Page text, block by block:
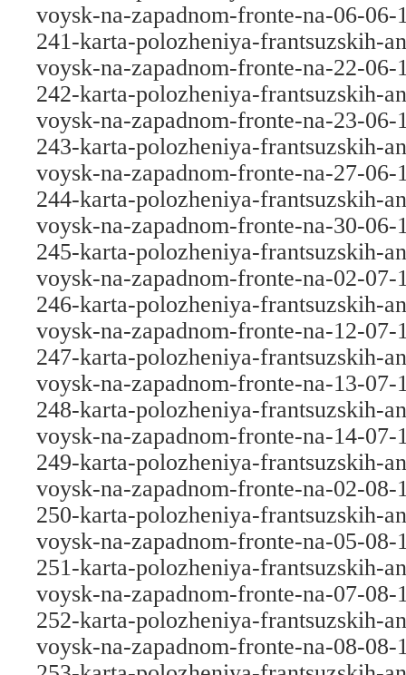
voysk-na-zapadnom-fronte-na-06-06-
241-karta-polozheniya-frantsuzskih-
voysk-na-zapadnom-fronte-na-22-06-
242-karta-polozheniya-frantsuzskih-
voysk-na-zapadnom-fronte-na-23-06-
243-karta-polozheniya-frantsuzskih-
voysk-na-zapadnom-fronte-na-27-06-
244-karta-polozheniya-frantsuzskih-
voysk-na-zapadnom-fronte-na-30-06-
245-karta-polozheniya-frantsuzskih-
voysk-na-zapadnom-fronte-na-02-07-
246-karta-polozheniya-frantsuzskih-
voysk-na-zapadnom-fronte-na-12-07-
247-karta-polozheniya-frantsuzskih-
voysk-na-zapadnom-fronte-na-13-07-
248-karta-polozheniya-frantsuzskih-
voysk-na-zapadnom-fronte-na-14-07-
249-karta-polozheniya-frantsuzskih-
voysk-na-zapadnom-fronte-na-02-08-
250-karta-polozheniya-frantsuzskih-
voysk-na-zapadnom-fronte-na-05-08-
251-karta-polozheniya-frantsuzskih-
voysk-na-zapadnom-fronte-na-07-08-
252-karta-polozheniya-frantsuzskih-
voysk-na-zapadnom-fronte-na-08-08-